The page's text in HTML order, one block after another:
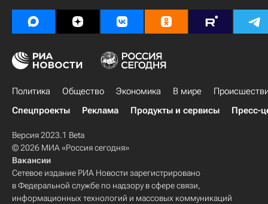
Политика Общество Экономика В мире
Спецпроекты
Реклама Продукты и сервисы Пресс-
Версия 2023.1 Beta
© 2026 МИА «Россия сегодня»
Вакансии
Сетевое издание РИА Новости зарегистрировано
в Федеральной службе по надзору в сфере связи,
информационных технологий и массовых коммуникаций